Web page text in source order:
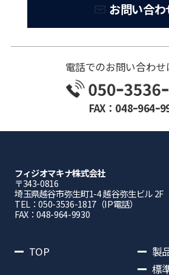
お問い合わ
電話でのお問い合わせ
FAX：048ｰ964ｰ
フィジオマキナ株式会社
〒343-0816
埼⽟県越⾕市弥⽣町1-4 越⾕弥⽣ビル 2F
TEL：050-3536-1817（IP電話）
FAX：048-964-9930
TOP
製
標